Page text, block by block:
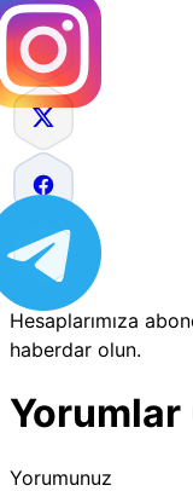
Hesaplarımıza
haberdar olun.
Yorumlar
Yorumunuz